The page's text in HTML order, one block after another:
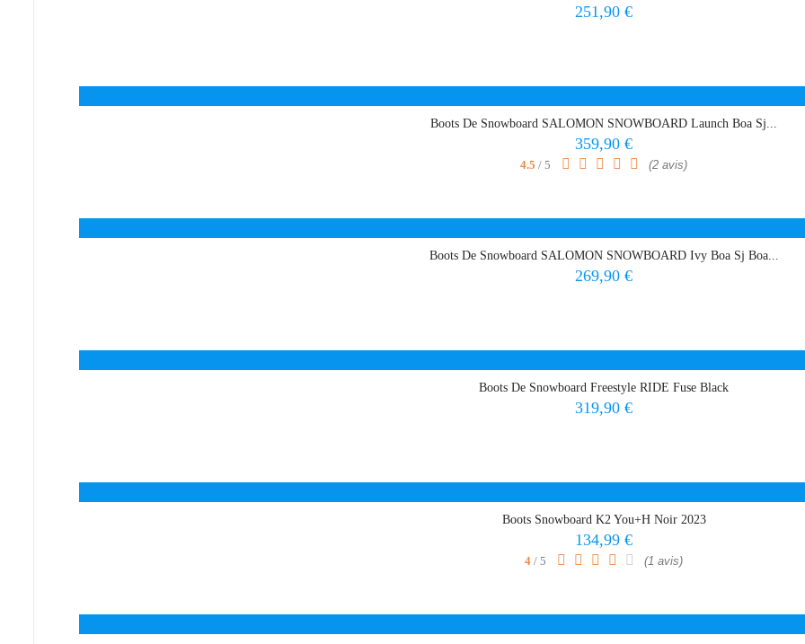
Prix
251,90 €
Boots De Snowboard SALOMON SNOWBOARD Launch Boa Sj...
Prix
359,90 €
4.5 / 5 (2 avis)
Boots De Snowboard SALOMON SNOWBOARD Ivy Boa Sj Boa...
Prix
269,90 €
Boots De Snowboard Freestyle RIDE Fuse Black
Prix
319,90 €
Boots Snowboard K2 You+h Noir 2023
Prix
134,99 €
4 / 5 (1 avis)